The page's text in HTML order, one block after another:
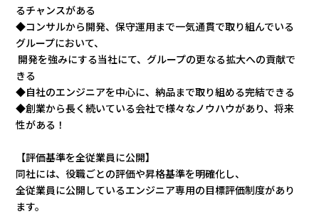
るチャンスがある
◆コンサルから開発、保守運用まで一気通貫で取り組んでいる
グループにおいて、
開発を強みにする当社にて、グループの更なる拡大への貢献で
きる
◆自社のエンジニアを中心に、納品まで取り組める完結できる
◆創業から長く続いている会社で様々なノウハウがあり、将来
性がある！
【評価基準を全従業員に公開】
同社には、役職ごとの評価や昇格基準を明確化し、
全従業員に公開しているエンジニア専用の目標評価制度があり
ます。